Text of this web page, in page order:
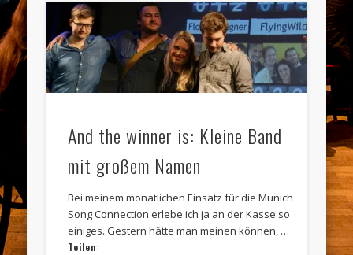
And the winner is: Kleine Band
mit großem Namen
Bei meinem monatlichen Einsatz für die Munich
Song Connection erlebe ich ja an der Kasse so
einiges. Gestern hätte man meinen können, …
Teilen: